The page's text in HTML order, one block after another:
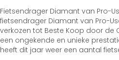
Fietsendrager Diamant van Pro-
fietsendrager Diamant van Pro-
verkozen tot Beste Koop door de
een ongekende en unieke
heeft dit jaar weer een aantal